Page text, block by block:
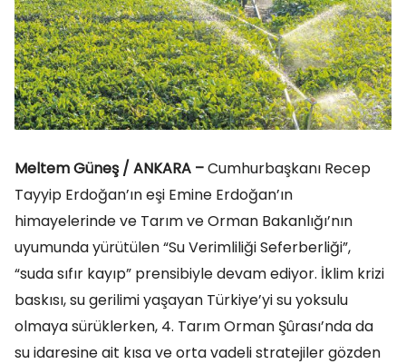
Meltem Güneş / ANKARA –Cumhurbaşkanı Recep
Tayyip Erdoğan’ın eşi Emine Erdoğan’ın
himayelerinde ve Tarım ve Orman Bakanlığı’nın
uyumunda yürütülen “Su Verimliliği Seferberliği”,
“suda sıfır kayıp” prensibiyle devam ediyor. İklim krizi
baskısı, su gerilimi yaşayan Türkiye’yi su yoksulu
olmaya sürüklerken, 4. Tarım Orman Şûrası’nda da
su idaresine ait kısa ve orta vadeli stratejiler gözden